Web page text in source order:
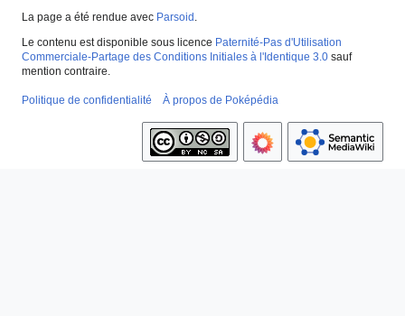
La page a été rendue avec Parsoid .
Le contenu est disponible sous licence Paternité-Pas d'Utilisation
Commerciale-Partage des Conditions Initiales à l'Identique 3.0 sauf
mention contraire.
Politique de confidentialité À propos de Poképédia